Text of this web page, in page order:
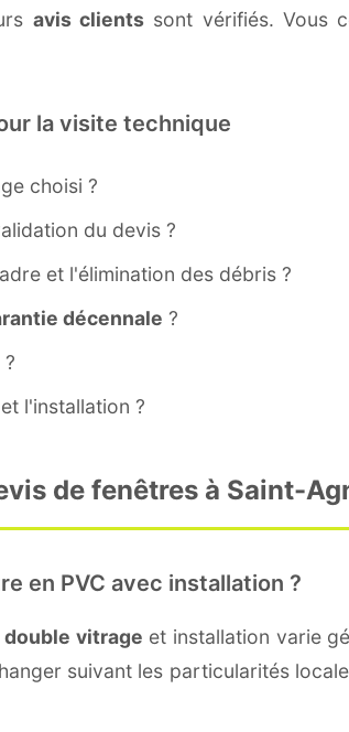
avis clientssont vérifiés. Vous
la visite technique
choisi ?
du devis ?
et l'élimination des débris ?
décennale ?
?
l'installation ?
de fenêtres à Saint-
en PVC avec installation ?
double vitrage et installation varie
suivant les particularités